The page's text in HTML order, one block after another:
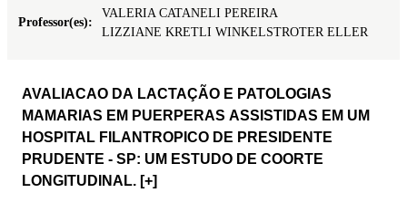
Professor(es):
VALERIA CATANELI PEREIRA
LIZZIANE KRETLI WINKELSTROTER ELLER
AVALIACAO DA LACTAÇÃO E PATOLOGIAS
MAMARIAS EM PUERPERAS ASSISTIDAS EM UM
HOSPITAL FILANTROPICO DE PRESIDENTE
PRUDENTE - SP: UM ESTUDO DE COORTE
LONGITUDINAL. [+]